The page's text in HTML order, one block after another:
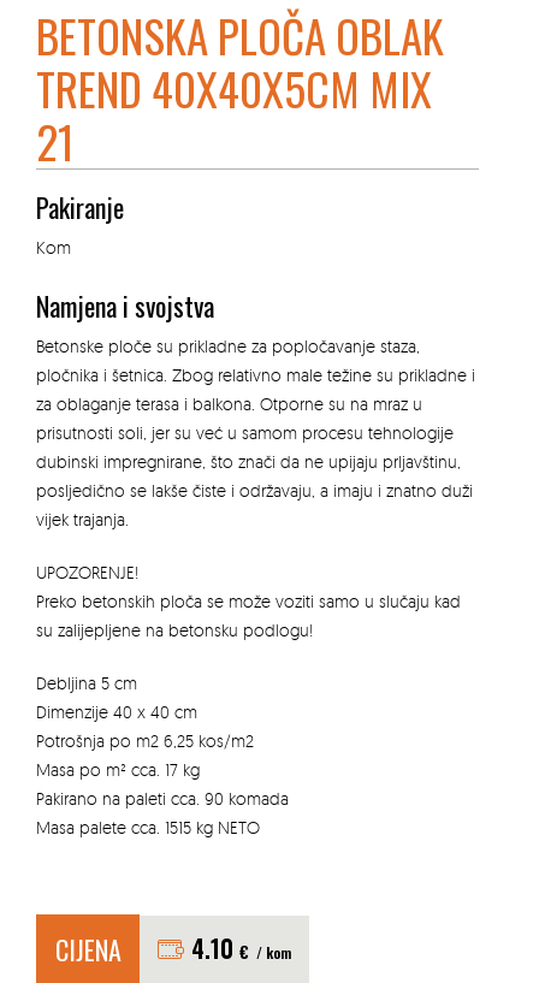
BETONSKA PLOČA OBLAK
TREND 40X40X5CM MIX
21
Pakiranje
Kom
Namjena i svojstva
Betonske ploče su prikladne za popločavanje staza,
pločnika i šetnica. Zbog relativno male težine su prikladne i
za oblaganje terasa i balkona. Otporne su na mraz u
prisutnosti soli, jer su već u samom procesu tehnologije
dubinski impregnirane, što znači da ne upijaju prljavštinu,
posljedično se lakše čiste i održavaju, a imaju i znatno duži
vijek trajanja.
UPOZORENJE!
Preko betonskih ploča se može voziti samo u slučaju kad
su zalijepljene na betonsku podlogu!
Debljina 5 cm
Dimenzije 40 x 40 cm
Potrošnja po m2 6,25 kos/m2
Masa po m² cca. 17 kg
Pakirano na paleti cca. 90 komada
Masa palete cca. 1515 kg NETO
CIJENA 4.10 € / kom